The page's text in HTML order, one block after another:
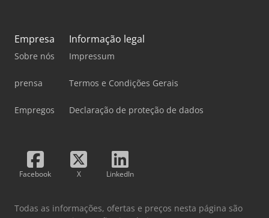
Empresa
Sobre nós
prensa
Empregos
Informação legal
Impressum
Termos e Condições Gerais
Declaração de proteção de dados
Facebook X LinkedIn
Todas as informações, ofertas e preços nesta página são